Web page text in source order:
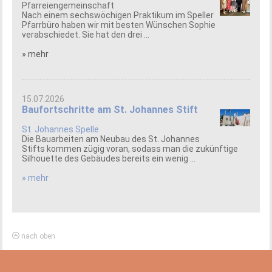
Pfarreiengemeinschaft
Nach einem sechswöchigen Praktikum im Speller
Pfarrbüro haben wir mit besten Wünschen Sophie
verabschiedet. Sie hat den drei ...
» mehr
15.07.2026
Baufortschritte am St. Johannes Stift
St. Johannes Spelle
Die Bauarbeiten am Neubau des St. Johannes
Stifts kommen zügig voran, sodass man die zukünftige
Silhouette des Gebäudes bereits ein wenig ...
» mehr
nach oben